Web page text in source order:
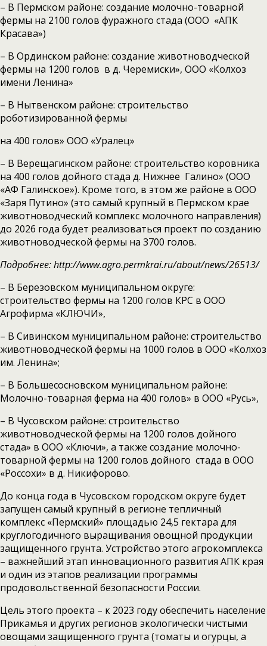
– В Пермском районе: создание молочно-товарной
фермы на 2100 голов фуражного стада (ООО «АПК
Красава»)
– В Ординском районе: создание животноводческой
фермы на 1200 голов в д. Черемиски», ООО «Колхоз
имени Ленина»
– В Нытвенском районе: строительство
роботизированной фермы
на 400 голов» ООО «Уралец»
– В Верещагинском районе: строительство коровника
на 400 голов дойного стада д. Нижнее Галино» (ООО
«АФ Галинское»). Кроме того, в этом же районе в ООО
«Заря Путино» (это самый крупный в Пермском крае
животноводческий комплекс молочного направления)
до 2026 года будет реализоваться проект по созданию
животноводческой фермы на 3700 голов.
Подробнее: http://www.agro.permkrai.ru/about/news/26513/
– В Березовском муниципальном округе:
строительство фермы на 1200 голов КРС в ООО
Агрофирма «КЛЮЧИ»,
– В Сивинском муниципальном районе: строительство
животноводческой фермы на 1000 голов в ООО «Колхоз
им. Ленина»;
– В Большесосновском муниципальном районе:
Молочно-товарная ферма на 400 голов» в ООО «Русь»,
– В Чусовском районе: строительство
животноводческой фермы на 1200 голов дойного
стада» в ООО «Ключи», а также создание молочно-
товарной фермы на 1200 голов дойного стада в ООО
«Россохи» в д. Никифорово.
До конца года в Чусовском городском округе будет
запущен самый крупный в регионе тепличный
комплекс «Пермский» площадью 24,5 гектара для
круглогодичного выращивания овощной продукции
защищенного грунта. Устройство этого агрокомплекса
– важнейший этап инновационного развития АПК края
и один из этапов реализации программы
продовольственной безопасности России.
Цель этого проекта – к 2023 году обеспечить население
Прикамья и других регионов экологически чистыми
овощами защищенного грунта (томаты и огурцы, а